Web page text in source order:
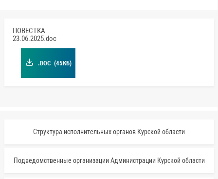
ПОВЕСТКА
23.06.2025.doc
.DOC (45КБ)
Структура исполнительных органов Курской области
Подведомственные организации Администрации Курской области